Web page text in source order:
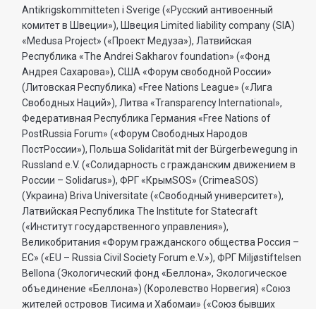
Antikrigskommitteten i Sverige («Русский антивоенный
комитет в Швеции»), Швеция Limited liability company (SIA)
«Medusa Project» («Проект Медуза»), Латвийская
Республика «The Andrei Sakharov foundation» («Фонд
Андрея Сахарова»), США «Форум свободной России»
(Литовская Республика) «Free Nations League» («Лига
Свободных Наций»), Литва «Transparеncy International»,
Федеративная Республика Германия «Free Nations of
PostRussia Forum» («Форум Свободных Народов
ПостРоссии»), Польша Solidarität mit der Bürgerbewegung in
Russland e.V. («Солидарность с гражданским движением в
России – Solidarus»), ФРГ «КрымSOS» (CrimeaSOS)
(Украина) Briva Universitate («Свободный университет»),
Латвийская Республика The Institute for Statecraft
(«Институт государственного управления»),
Великобритания «Форум гражданского общества Россия –
ЕС» («EU – Russia Civil Society Forum e.V.»), ФРГ Miljøstiftelsen
Bellona (Экологический фонд «Беллона», Экологическое
объединение «Беллона») (Королевство Норвегия) «Союз
жителей островов Тисима и Хабомаи» («Союз бывших